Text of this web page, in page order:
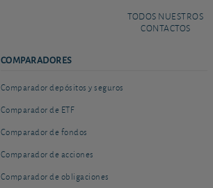
TODOS NUESTROS
CONTACTOS
COMPARADORES
Comparador depósitos y seguros
Comparador de ETF
Comparador de fondos
Comparador de acciones
Comparador de obligaciones